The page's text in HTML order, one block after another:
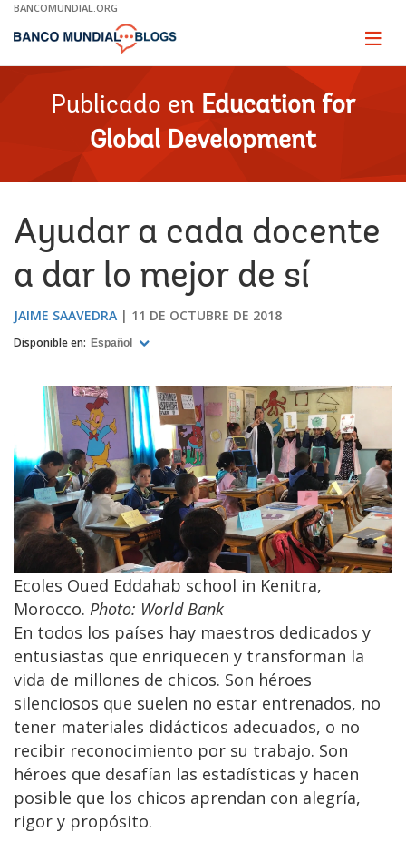
Skip
Main
BANCOMUNDIAL.ORG
Page
Publicado en Education for
Global Development
Ayudar a cada docente
a dar lo mejor de sí
JAIME SAAVEDRA 11 DE OCTUBRE DE 2018
Disponible en: Español
Ecoles Oued Eddahab school in Kenitra,
Morocco. Photo: World Bank
En todos los países hay maestros dedicados y
entusiastas que enriquecen y transforman la
vida de millones de chicos. Son héroes
silenciosos que suelen no estar entrenados, no
tener materiales didácticos adecuados, o no
recibir reconocimiento por su trabajo. Son
héroes que desafían las estadísticas y hacen
posible que los chicos aprendan con alegría,
rigor y propósito.